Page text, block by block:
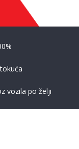
vozila po želji